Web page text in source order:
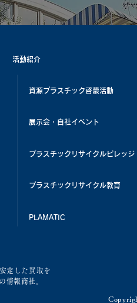
活動紹介
資源プラスチック啓蒙活動
展示会・自社イベント
プラスチックリサイクルビレッジ
プラスチックリサイクル教育
PLAMATIC
定した買取を
情報商社。